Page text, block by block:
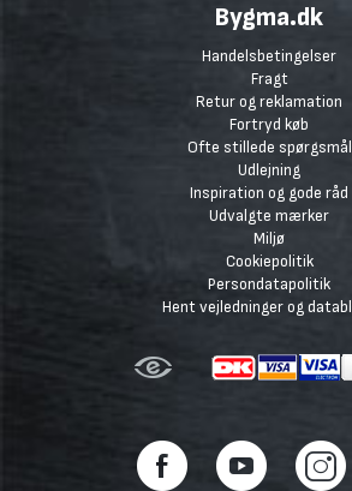
Bygma.dk
Handelsbetingelser
Fragt
Retur og reklamation
Fortryd køb
Ofte stillede spørgsmål
Udlejning
Inspiration og gode råd
Udvalgte mærker
Miljø
Cookiepolitik
Persondatapolitik
Hent vejledninger og